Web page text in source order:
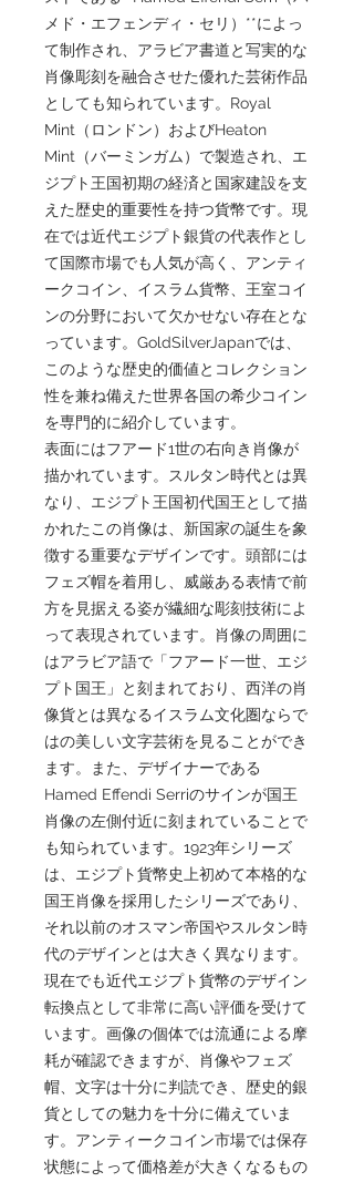
メド・エフェンディ・セリ）**によっ
て制作され、アラビア書道と写実的な
肖像彫刻を融合させた優れた芸術作品
としても知られています。Royal
Mint（ロンドン）およびHeaton
Mint（バーミンガム）で製造され、エ
ジプト王国初期の経済と国家建設を支
えた歴史的重要性を持つ貨幣です。現
在では近代エジプト銀貨の代表作とし
て国際市場でも人気が高く、アンティ
ークコイン、イスラム貨幣、王室コイ
ンの分野において欠かせない存在とな
っています。GoldSilverJapanでは、
このような歴史的価値とコレクション
性を兼ね備えた世界各国の希少コイン
を専門的に紹介しています。
表面にはフアード1世の右向き肖像が
描かれています。スルタン時代とは異
なり、エジプト王国初代国王として描
かれたこの肖像は、新国家の誕生を象
徴する重要なデザインです。頭部には
フェズ帽を着用し、威厳ある表情で前
方を見据える姿が繊細な彫刻技術によ
って表現されています。肖像の周囲に
はアラビア語で「フアード一世、エジ
プト国王」と刻まれており、西洋の肖
像貨とは異なるイスラム文化圏ならで
はの美しい文字芸術を見ることができ
ます。また、デザイナーである
Hamed Effendi Serriのサインが国王
肖像の左側付近に刻まれていることで
も知られています。1923年シリーズ
は、エジプト貨幣史上初めて本格的な
国王肖像を採用したシリーズであり、
それ以前のオスマン帝国やスルタン時
代のデザインとは大きく異なります。
現在でも近代エジプト貨幣のデザイン
転換点として非常に高い評価を受けて
います。画像の個体では流通による摩
耗が確認できますが、肖像やフェズ
帽、文字は十分に判読でき、歴史的銀
貨としての魅力を十分に備えていま
す。アンティークコイン市場では保存
状態によって価格差が大きくなるもの